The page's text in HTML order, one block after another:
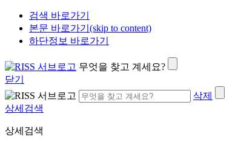
검색 바로가기
본문 바로가기(skip to content)
하단정보 바로가기
무엇을 찾고 계세요?
닫기
삭제
상세검색
상세검색